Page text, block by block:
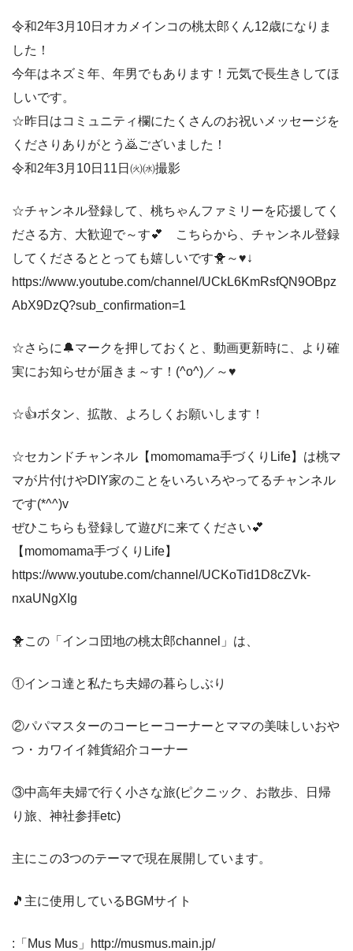
令和2年3月10日オカメインコの桃太郎くん12歳になりま
した！
今年はネズミ年、年男でもあります！元気で長生きしてほ
しいです。
☆昨日はコミュニティ欄にたくさんのお祝いメッセージを
くださりありがとう🙇ございました！
令和2年3月10日11日㈫㈬撮影
☆チャンネル登録して、桃ちゃんファミリーを応援してく
ださる方、大歓迎で～す💕 こちらから、チャンネル登録
してくださるととっても嬉しいです🐥～♥↓
https://www.youtube.com/channel/UCkL6KmRsfQN9OBpz
AbX9DzQ?sub_confirmation=1
☆さらに🔔マークを押しておくと、動画更新時に、より確
実にお知らせが届きま～す！(^o^)／～♥
☆👍ボタン、拡散、よろしくお願いします！
☆セカンドチャンネル【momomama手づくりLife】は桃マ
マが片付けやDIY家のことをいろいろやってるチャンネル
です(*^^)v
ぜひこちらも登録して遊びに来てください💕
【momomama手づくりLife】
https://www.youtube.com/channel/UCKoTid1D8cZVk-
nxaUNgXIg
🐥この「インコ団地の桃太郎channel」は、
①インコ達と私たち夫婦の暮らしぶり
②パパマスターのコーヒーコーナーとママの美味しいおや
つ・カワイイ雑貨紹介コーナー
③中高年夫婦で行く小さな旅(ピクニック、お散歩、日帰
り旅、神社参拝etc)
主にこの3つのテーマで現在展開しています。
🎵主に使用しているBGMサイト
:「Mus Mus」http://musmus.main.jp/